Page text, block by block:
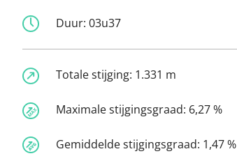
Duur: 03u37
Totale stijging: 1.331 m
Maximale stijgingsgraad: 6,27 %
Gemiddelde stijgingsgraad: 1,47 %